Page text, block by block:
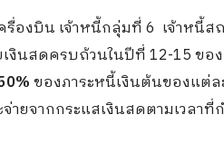
รื่องบิน เจ้าหนี้กลุ่มที่ 6 เจ้าหนี้ส
เงินสดครบถ้วนในปีที่ 12-15 ขอ
ของภาระหนี้เงินต้นของแต่ล
ยจากกระแสเงินสดตามเวลา